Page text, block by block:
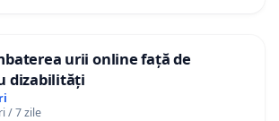
urii online față de
dizabilități
/ 7 zile